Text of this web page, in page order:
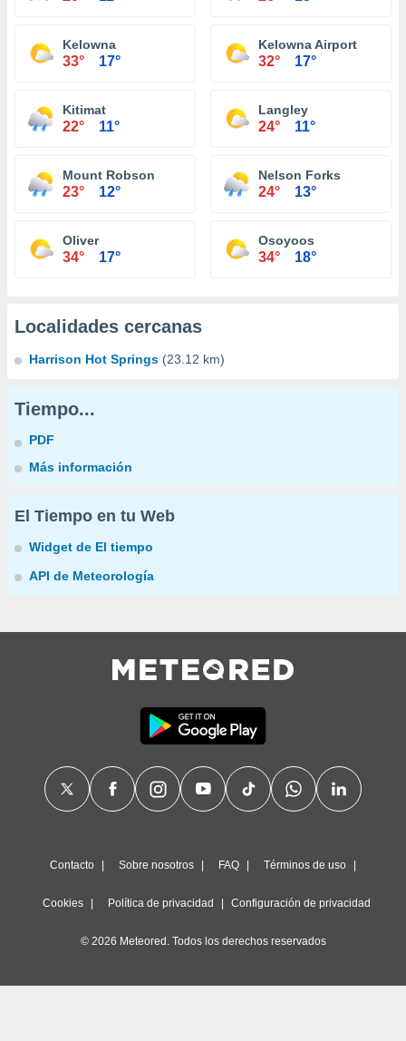
Kelowna
33° 17°
Kelowna Airport
32° 17°
Kitimat
22° 11°
Langley
24° 11°
Mount Robson
23° 12°
Nelson Forks
24° 13°
Oliver
34° 17°
Osoyoos
34° 18°
Localidades cercanas
Harrison Hot Springs (23.12 km)
Tiempo...
PDF
Más información
El Tiempo en tu Web
Widget de El tiempo
API de Meteorología
Contacto Sobre nosotros FAQ Términos de uso
Cookies Política de privacidad Configuración de privacidad
© 2026 Meteored. Todos los derechos reservados